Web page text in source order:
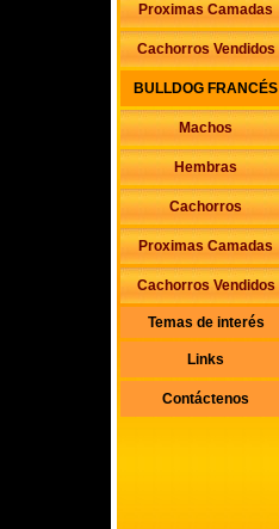
Proximas Camadas
Cachorros Vendidos
BULLDOG FRANCÉS
Machos
Hembras
Cachorros
Proximas Camadas
Cachorros Vendidos
Temas de interés
Links
Contáctenos